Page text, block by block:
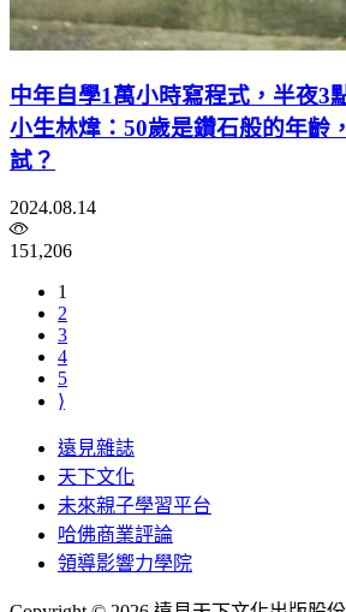
中年自學1萬小時寫程式，半夜3
小生林煒：50歲是鑽石般的年齡
試？
2024.08.14
151,206
1
2
3
4
5
⟩
遠見雜誌
天下文化
未來親子學習平台
哈佛商業評論
領導影響力學院